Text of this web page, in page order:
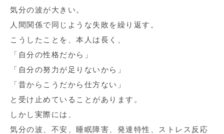
気分の波が大きい。
人間関係で同じような失敗を繰り返す。
こうしたことを、本人は長く、
「自分の性格だから」
「自分の努力が足りないから」
「昔からこうだから仕方ない」
と受け止めていることがあります。
しかし実際には、
気分の波、不安、睡眠障害、発達特性、ストレス反応